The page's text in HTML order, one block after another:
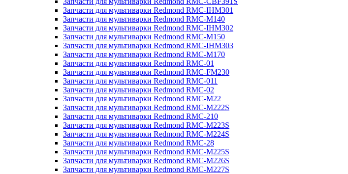
Запчасти для мультиварки Redmond RMC-IHM301
Запчасти для мультиварки Redmond RMC-M140
Запчасти для мультиварки Redmond RMC-IHM302
Запчасти для мультиварки Redmond RMC-M150
Запчасти для мультиварки Redmond RMC-IHM303
Запчасти для мультиварки Redmond RMC-M170
Запчасти для мультиварки Redmond RMC-01
Запчасти для мультиварки Redmond RMC-FM230
Запчасти для мультиварки Redmond RMC-011
Запчасти для мультиварки Redmond RMC-02
Запчасти для мультиварки Redmond RMC-M22
Запчасти для мультиварки Redmond RMC-M222S
Запчасти для мультиварки Redmond RMC-210
Запчасти для мультиварки Redmond RMC-M223S
Запчасти для мультиварки Redmond RMC-M224S
Запчасти для мультиварки Redmond RMC-28
Запчасти для мультиварки Redmond RMC-M225S
Запчасти для мультиварки Redmond RMC-M226S
Запчасти для мультиварки Redmond RMC-M227S